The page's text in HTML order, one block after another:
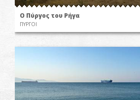
O Πύργος του Ρήγα
ΠΥΡΓΟΙ